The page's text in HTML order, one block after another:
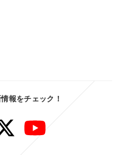
報をチェック！
Twitter YouTube